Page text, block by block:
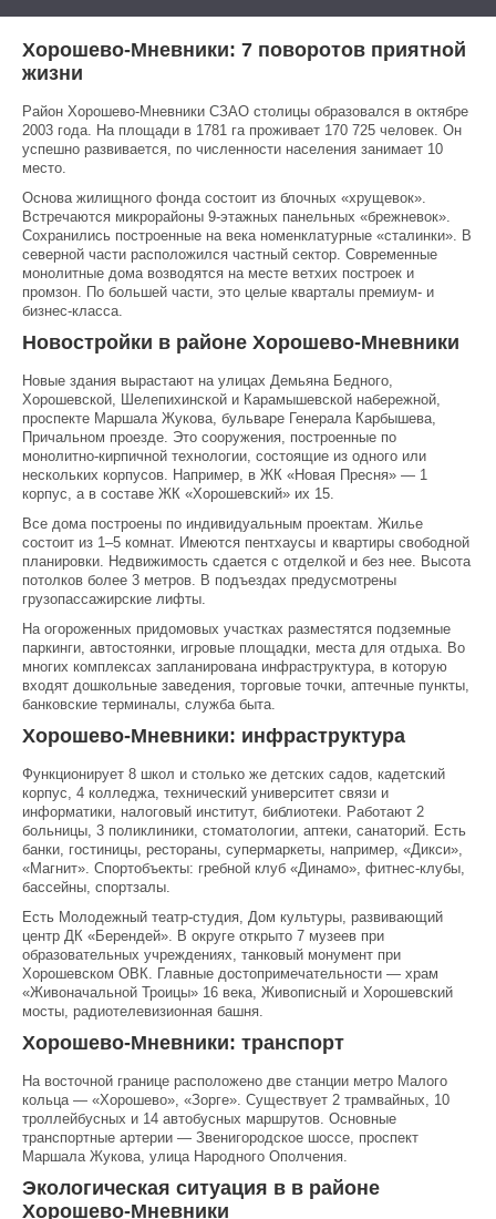
Хорошево-Мневники: 7 поворотов приятной
жизни
Район Хорошево-Мневники СЗАО столицы образовался в октябре
2003 года. На площади в 1781 га проживает 170 725 человек. Он
успешно развивается, по численности населения занимает 10
место.
Основа жилищного фонда состоит из блочных «хрущевок».
Встречаются микрорайоны 9-этажных панельных «брежневок».
Сохранились построенные на века номенклатурные «сталинки». В
северной части расположился частный сектор. Современные
монолитные дома возводятся на месте ветхих построек и
промзон. По большей части, это целые кварталы премиум- и
бизнес-класса.
Новостройки в районе Хорошево-Мневники
Новые здания вырастают на улицах Демьяна Бедного,
Хорошевской, Шелепихинской и Карамышевской набережной,
проспекте Маршала Жукова, бульваре Генерала Карбышева,
Причальном проезде. Это сооружения, построенные по
монолитно-кирпичной технологии, состоящие из одного или
нескольких корпусов. Например, в ЖК «Новая Пресня» — 1
корпус, а в составе ЖК «Хорошевский» их 15.
Все дома построены по индивидуальным проектам. Жилье
состоит из 1–5 комнат. Имеются пентхаусы и квартиры свободной
планировки. Недвижимость сдается с отделкой и без нее. Высота
потолков более 3 метров. В подъездах предусмотрены
грузопассажирские лифты.
На огороженных придомовых участках разместятся подземные
паркинги, автостоянки, игровые площадки, места для отдыха. Во
многих комплексах запланирована инфраструктура, в которую
входят дошкольные заведения, торговые точки, аптечные пункты,
банковские терминалы, служба быта.
Хорошево-Мневники: инфраструктура
Функционирует 8 школ и столько же детских садов, кадетский
корпус, 4 колледжа, технический университет связи и
информатики, налоговый институт, библиотеки. Работают 2
больницы, 3 поликлиники, стоматологии, аптеки, санаторий. Есть
банки, гостиницы, рестораны, супермаркеты, например, «Дикси»,
«Магнит». Спортобъекты: гребной клуб «Динамо», фитнес-клубы,
бассейны, спортзалы.
Есть Молодежный театр-студия, Дом культуры, развивающий
центр ДК «Берендей». В округе открыто 7 музеев при
образовательных учреждениях, танковый монумент при
Хорошевском ОВК. Главные достопримечательности — храм
«Живоначальной Троицы» 16 века, Живописный и Хорошевский
мосты, радиотелевизионная башня.
Хорошево-Мневники: транспорт
На восточной границе расположено две станции метро Малого
кольца — «Хорошево», «Зорге». Существует 2 трамвайных, 10
троллейбусных и 14 автобусных маршрутов. Основные
транспортные артерии — Звенигородское шоссе, проспект
Маршала Жукова, улица Народного Ополчения.
Экологическая ситуация в в районе
Хорошево-Мневники